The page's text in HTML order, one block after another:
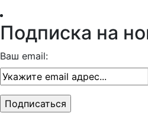
Подписка на
Ваш email: